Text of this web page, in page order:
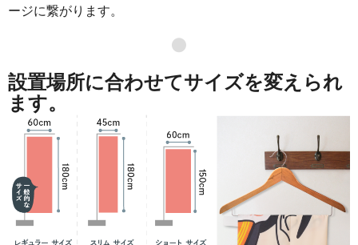
ージに繋がります。
●
設置場所に合わせてサイズを変えられ
ます。